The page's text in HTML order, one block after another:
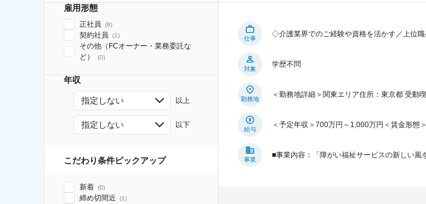
雇用形態
正社員 (8)
契約社員 (1)
その他（FCオーナー・業務委託な
ど）
(0)
年収
指定しない 以上
指定しない 以下
こだわり条件ピックアップ
新着 (0)
締め切間近 (1)
仕事
◇介護業界でのご経験や資格を活かす／上位
対象
学歴不問
勤務地
＜勤務地詳細＞関東エリア住所：東京都 受動
給与
＜予定年収＞700万円～1,000万円＜賃金形態
事業
■事業内容：「障がい福祉サービスの新しい風